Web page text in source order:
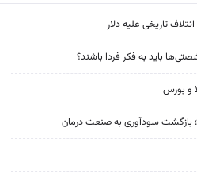
تاریخی علیه دلار
باید به فکر فردا باشند؟